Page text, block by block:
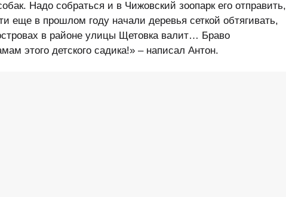
Надо собраться и в Чижовский зоопарк его отправить,
еще в прошлом году начали деревья сеткой обтягивать,
в районе улицы Щетовка валит… Браво
этого детского садика!» – написал Антон.